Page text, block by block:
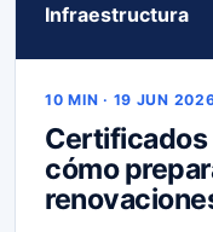
Infraestructura
10 MIN · 19 JUN
Certificados
cómo